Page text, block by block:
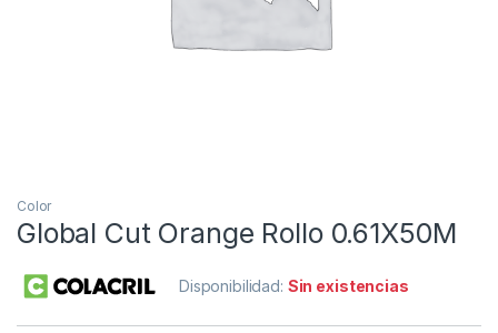
Color
Global Cut Orange Rollo 0.61X50M
Disponibilidad: Sin existencias